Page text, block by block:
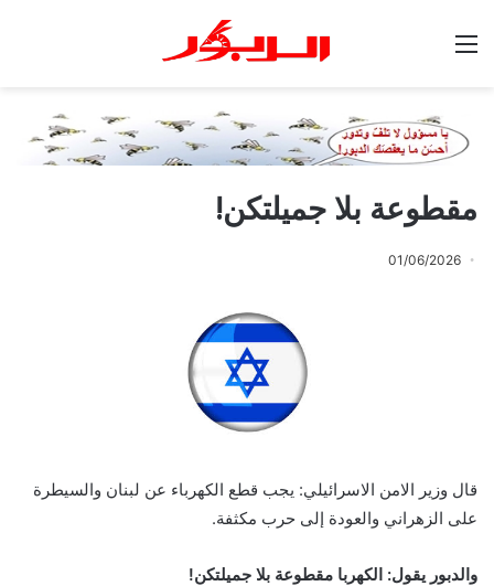
مقطوعة بلا جميلتكن!
01/06/2026
قال وزير الامن الاسرائيلي: يجب قطع الكهرباء عن لبنان والسيطرة
على الزهراني والعودة إلى حرب مكثفة.
والدبور يقول: الكهربا مقطوعة بلا جميلتكن!